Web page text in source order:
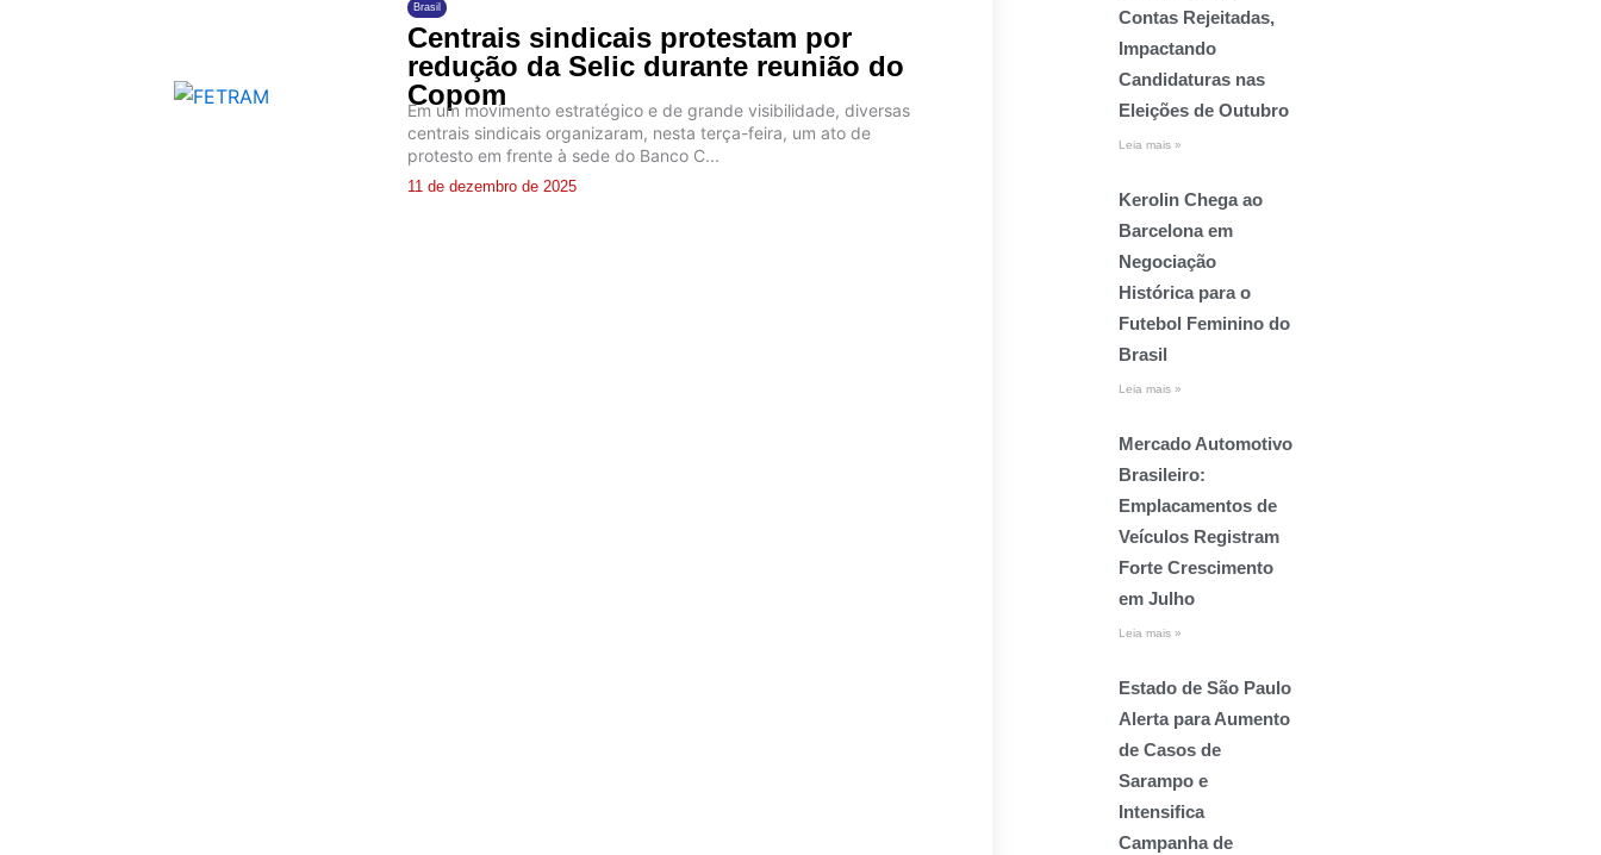
Brasil
Centrais sindicais protestam por
redução da Selic durante reunião do
Copom
Em um movimento estratégico e de grande visibilidade, diversas
centrais sindicais organizaram, nesta terça-feira, um ato de
protesto em frente à sede do Banco C...
11 de dezembro de 2025
Contas Rejeitadas,
Impactando
Candidaturas nas
Eleições de Outubro
Leia mais »
Kerolin Chega ao
Barcelona em
Negociação
Histórica para o
Futebol Feminino do
Brasil
Leia mais »
Mercado Automotivo
Brasileiro:
Emplacamentos de
Veículos Registram
Forte Crescimento
em Julho
Leia mais »
Estado de São Paulo
Alerta para Aumento
de Casos de
Sarampo e
Intensifica
Campanha de